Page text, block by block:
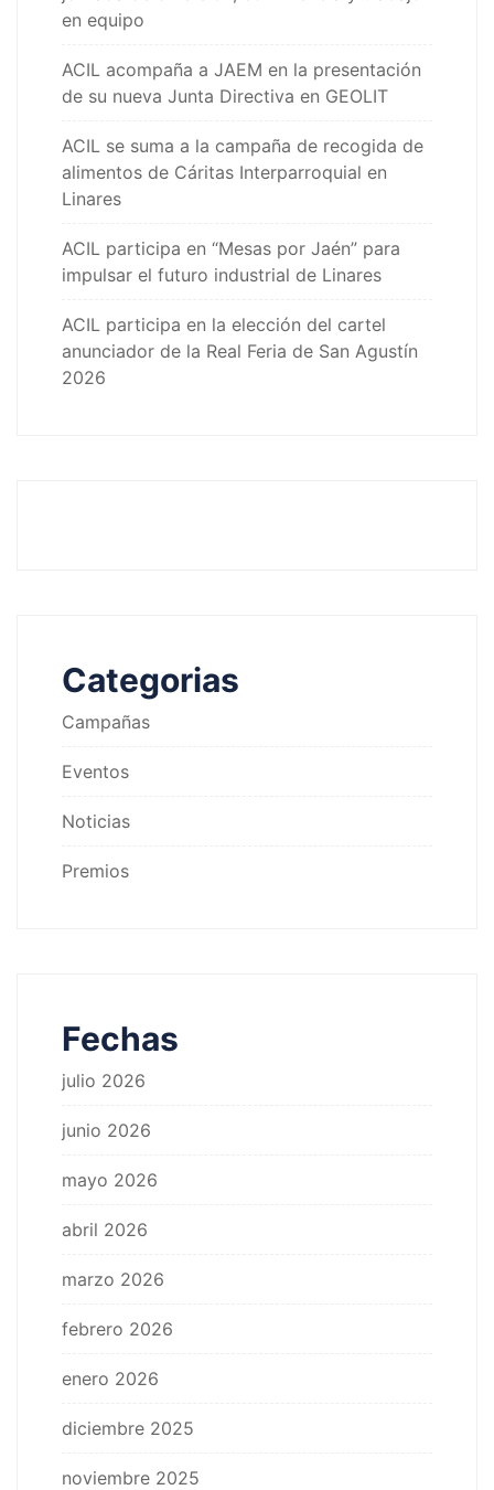
en equipo
ACIL acompaña a JAEM en la presentación
de su nueva Junta Directiva en GEOLIT
ACIL se suma a la campaña de recogida de
alimentos de Cáritas Interparroquial en
Linares
ACIL participa en “Mesas por Jaén” para
impulsar el futuro industrial de Linares
ACIL participa en la elección del cartel
anunciador de la Real Feria de San Agustín
2026
Categorias
Campañas
Eventos
Noticias
Premios
Fechas
julio 2026
junio 2026
mayo 2026
abril 2026
marzo 2026
febrero 2026
enero 2026
diciembre 2025
noviembre 2025